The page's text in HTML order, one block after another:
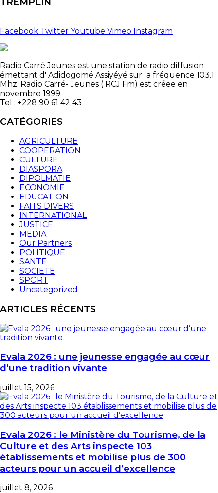
Facebook Twitter Youtube Vimeo Instagram
Radio Carré Jeunes est une station de radio diffusion
émettant d' Adidogomé Assiyéyé sur la fréquence 103.1
Mhz. Radio Carré- Jeunes ( RCJ Fm) est créee en
novembre 1999.
Tel : +228 90 61 42 43
CATÉGORIES
AGRICULTURE
COOPERATION
CULTURE
DIASPORA
DIPOLMATIE
ECONOMIE
EDUCATION
FAITS DIVERS
INTERNATIONAL
JUSTICE
MEDIA
Our Partners
POLITIQUE
SANTE
SOCIETE
SPORT
Uncategorized
ARTICLES RÉCENTS
Evala 2026 : une jeunesse engagée au cœur
d’une tradition vivante
juillet 15, 2026
Evala 2026 : le Ministère du Tourisme, de la
Culture et des Arts inspecte 103
établissements et mobilise plus de 300
acteurs pour un accueil d’excellence
juillet 8, 2026